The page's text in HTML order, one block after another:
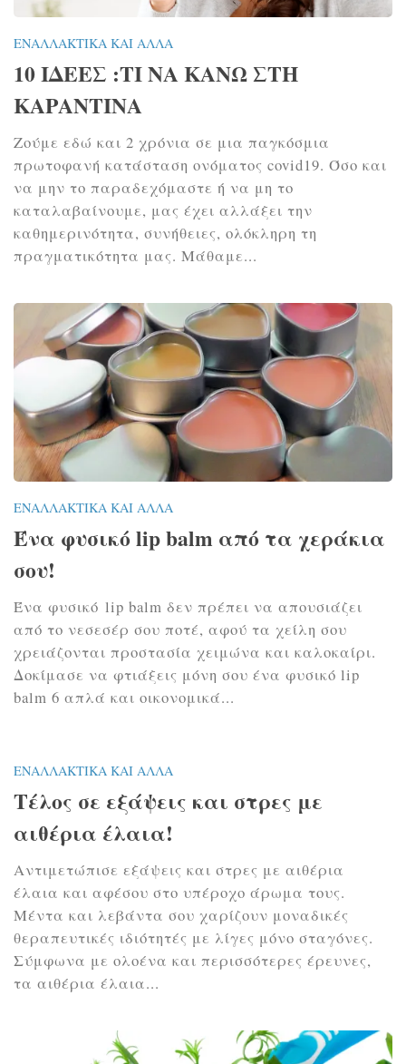
ΕΝΑΛΛΑΚΤΙΚΆ ΚΑΙ ΆΛΛΑ
10 ΙΔΕΕΣ :ΤΙ ΝΑ ΚΑΝΩ ΣΤΗ
ΚΑΡΑΝΤΙΝΑ
Ζούμε εδώ και 2 χρόνια σε μια παγκόσμια
πρωτοφανή κατάσταση ονόματος covid19. Όσο και
να μην το παραδεχόμαστε ή να μη το
καταλαβαίνουμε, μας έχει αλλάξει την
καθημερινότητα, συνήθειες, ολόκληρη τη
πραγματικότητα μας. Μάθαμε...
ΕΝΑΛΛΑΚΤΙΚΆ ΚΑΙ ΆΛΛΑ
Ένα φυσικό lip balm από τα χεράκια
σου!
Ένα φυσικό lip balm δεν πρέπει να απουσιάζει
από το νεσεσέρ σου ποτέ, αφού τα χείλη σου
χρειάζονται προστασία χειμώνα και καλοκαίρι.
Δοκίμασε να φτιάξεις μόνη σου ένα φυσικό lip
balm 6 απλά και οικονομικά...
ΕΝΑΛΛΑΚΤΙΚΆ ΚΑΙ ΆΛΛΑ
Τέλος σε εξάψεις και στρες με
αιθέρια έλαια!
Αντιμετώπισε εξάψεις και στρες με αιθέρια
έλαια και αφέσου στο υπέροχο άρωμα τους.
Μέντα και λεβάντα σου χαρίζουν μοναδικές
θεραπευτικές ιδιότητές με λίγες μόνο σταγόνες.
Σύμφωνα με ολοένα και περισσότερες έρευνες,
τα αιθέρια έλαια...